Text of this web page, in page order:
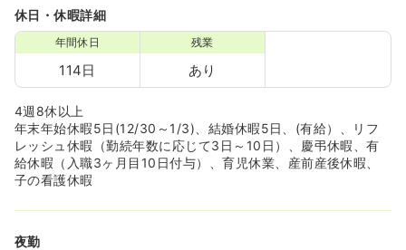
休日・休暇詳細
年間休日
114日
残業
あり
4週8休以上
年末年始休暇5日(12/30～1/3)、結婚休暇5日、(有給）、リフ
レッシュ休暇（勤続年数に応じて3日～10日）、慶弔休暇、有
給休暇（入職3ヶ月目10日付与）、育児休業、産前産後休暇、
子の看護休暇
夜勤